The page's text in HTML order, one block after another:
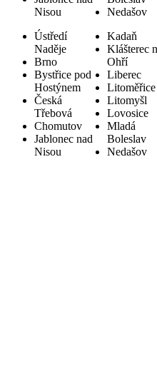
Nisou
Nedašov
Ústředí
Naděje
Brno
Bystřice pod
Hostýnem
Česká
Třebová
Chomutov
Jablonec nad
Nisou
Kadaň
Klášterec
Ohří
Liberec
Litoměřice
Litomyšl
Lovosice
Mladá
Boleslav
Nedašov